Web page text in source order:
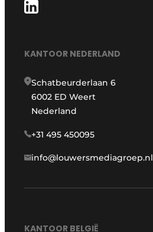
KANTOOR NEDERLAND
Schatbeurderlaan 6
6002 ED Weert
Nederland
+31 495 450095
info@louwersmediagroep.nl
KANTOOR BELGIË